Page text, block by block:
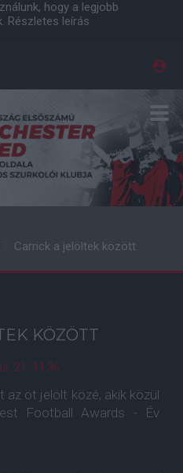
hogy a legjobb
Részletes leírás
Carrick a jelöltek között
KÖZÖTT
21. 11:36
az öt jelölt közé, akik közül
Football Awards - Év